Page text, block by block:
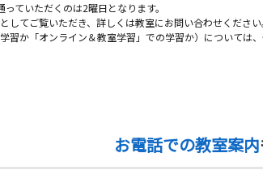
ていただくのは2曜日となります。
てご覧いただき、詳しくは教室にお問い合わせくださ
か「オンライン＆教室学習」での学習か）については
お電話での教室案内